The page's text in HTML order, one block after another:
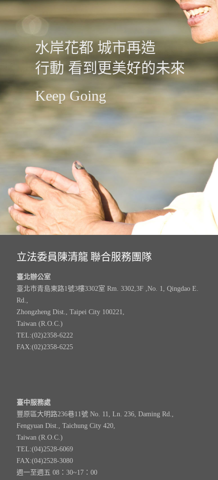
水岸花都 城市再造
行動 看到更美好的未來
Keep Going
立法委員陳清龍 聯合服務團隊
臺北辦公室
臺北市青島東路1號3樓3302室 Rm. 3302,3F ,No. 1, Qingdao E.
Rd.,
Zhongzheng Dist., Taipei City 100221,
Taiwan (R.O.C.)
TEL:(02)2358-6222
FAX:(02)2358-6225
臺中服務處
豐原區大明路236巷11號 No. 11, Ln. 236, Daming Rd.,
Fengyuan Dist., Taichung City 420,
Taiwan (R.O.C.)
TEL:(04)2528-6069
FAX:(04)2528-3080
週一至週五 08：30~17：00